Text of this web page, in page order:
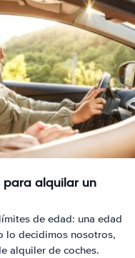
para alquilar un
de edad: una edad
lo decidimos nosotros,
alquiler de coches.